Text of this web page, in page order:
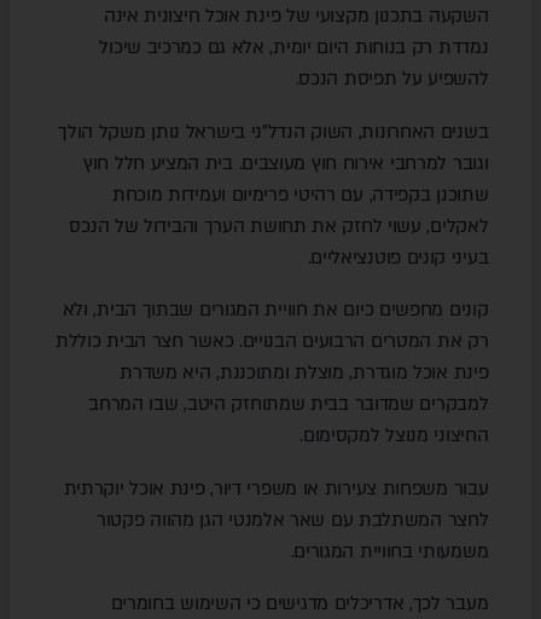
השקעה בתכנון מקצועי של פינת אוכל חיצונית אינה
נמדדת רק בנוחות היום יומית, אלא גם כמרכיב שיכול
להשפיע על תפיסת הנכס.
בשנים האחרונות, השוק הנדל"ני בישראל נותן משקל הולך
וגובר למרחבי אירוח חוץ מעוצבים. בית המציע חלל חוץ
שתוכנן בקפידה, עם רהיטי פרימיום ועמידות מוכחת
לאקלים, עשוי לחזק את תחושת הערך והבידול של הנכס
בעיני קונים פוטנציאליים.
קונים מחפשים כיום את חוויית המגורים שבתוך הבית, ולא
רק את המטרים הרבועים הבנויים. כאשר חצר הבית כוללת
פינת אוכל מוגדרת, מוצלת ומתוכננת, היא משדרת
למבקרים שמדובר בבית שמתוחזק היטב, שבו המרחב
החיצוני מנוצל למקסימום.
עבור משפחות צעירות או משפרי דיור, פינת אוכל יוקרתית
לחצר המשתלבת עם שאר אלמנטי הגן מהווה פקטור
משמעותי בחוויית המגורים.
מעבר לכך, אדריכלים מדגישים כי השימוש בחומרים